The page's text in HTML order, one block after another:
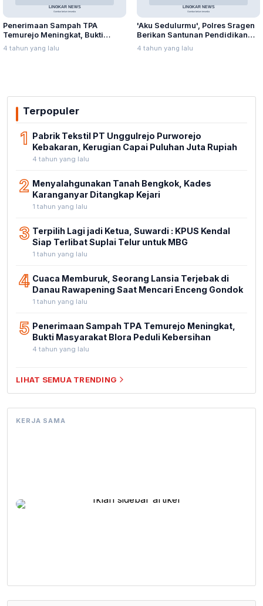
Penerimaan Sampah TPA
Temurejo Meningkat, Bukti
Masyarakat Blora Peduli
Kebersihan
4 tahun yang lalu
'Aku Sedulurmu', Polres Sragen
Berikan Santunan Pendidikan
Anak Yatim Piatu
4 tahun yang lalu
Terpopuler
1 Pabrik Tekstil PT Unggulrejo Purworejo
Kebakaran, Kerugian Capai Puluhan Juta Rupiah
4 tahun yang lalu
2 Menyalahgunakan Tanah Bengkok, Kades
Karanganyar Ditangkap Kejari
1 tahun yang lalu
3 Terpilih Lagi jadi Ketua, Suwardi : KPUS Kendal
Siap Terlibat Suplai Telur untuk MBG
1 tahun yang lalu
4 Cuaca Memburuk, Seorang Lansia Terjebak di
Danau Rawapening Saat Mencari Enceng Gondok
1 tahun yang lalu
5 Penerimaan Sampah TPA Temurejo Meningkat,
Bukti Masyarakat Blora Peduli Kebersihan
4 tahun yang lalu
LIHAT SEMUA TRENDING
KERJA SAMA